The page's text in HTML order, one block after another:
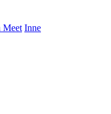
Meet Inne